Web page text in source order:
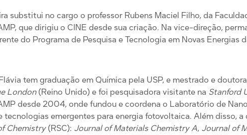
substitui no cargo o professor Rubens Maciel Filho, da
que dirigiu o CINE desde sua criação. Na vice-direção,
do Programa de Pesquisa e Tecnologia em Novas Energias
tem graduação em Química pela USP, e mestrado e
London (Reino Unido) e foi pesquisadora visitante na Stanford
desde 2004, onde fundou e coordena o Laboratório de
tecnologias emergentes para energia fotovoltaica. Além disso,
Chemistry(RSC): Journal of Materials Chemistry A, Journal of